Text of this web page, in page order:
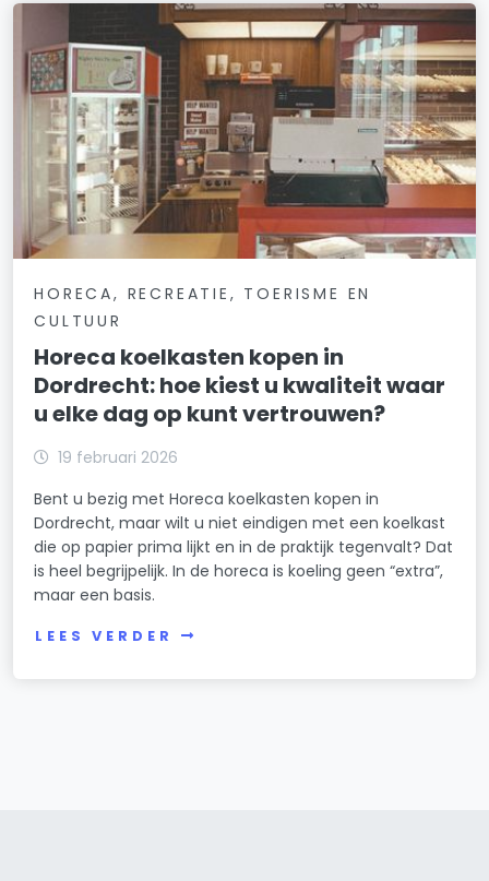
HORECA, RECREATIE, TOERISME EN
CULTUUR
Horeca koelkasten kopen in
Dordrecht: hoe kiest u kwaliteit waar
u elke dag op kunt vertrouwen?
19 februari 2026
Bent u bezig met Horeca koelkasten kopen in
Dordrecht, maar wilt u niet eindigen met een koelkast
die op papier prima lijkt en in de praktijk tegenvalt? Dat
is heel begrijpelijk. In de horeca is koeling geen “extra”,
maar een basis.
LEES VERDER